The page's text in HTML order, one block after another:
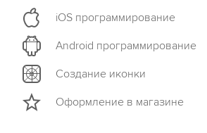
iOS программирование
Android программирование
Создание иконки
Оформление в магазине